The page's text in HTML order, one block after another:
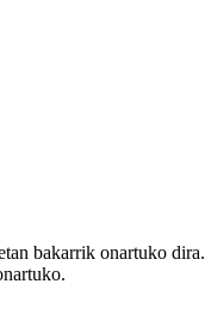
bakarrik onartuko dira.